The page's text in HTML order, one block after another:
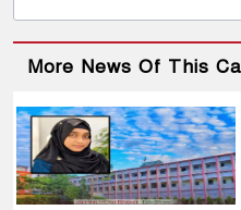
More News Of This